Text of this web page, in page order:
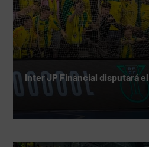
Inter JP Financial disputará